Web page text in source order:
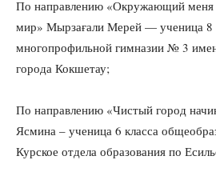
По направлению «Окружающий
мир» Мырзағали Мерей — ученица 8
многопрофильной гимназии № 3
города Кокшетау;
По направлению «Чистый город
Ясмина – ученица 6 класса
Курское отдела образования по